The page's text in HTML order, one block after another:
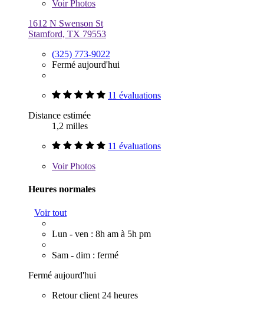
VoirPhotos
1612 N Swenson St
Stamford, TX 79553
(325) 773-9022
Fermé aujourd'hui
11 évaluations
Distance estimée
1,2 milles
11 évaluations
VoirPhotos
Heures normales
Voir tout
Lun - ven : 8h am à 5h pm
Sam - dim : fermé
Fermé aujourd'hui
Retour client 24 heures